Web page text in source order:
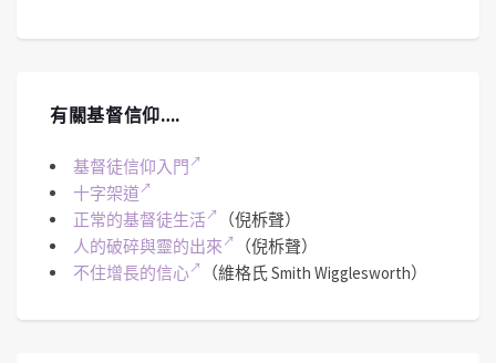
有關基督信仰….
基督徒信仰入門
十字架道
正常的基督徒生活
（倪柝聲）
人的破碎與靈的出來
（倪柝聲）
不住增長的信心
（維格氏 Smith Wigglesworth）